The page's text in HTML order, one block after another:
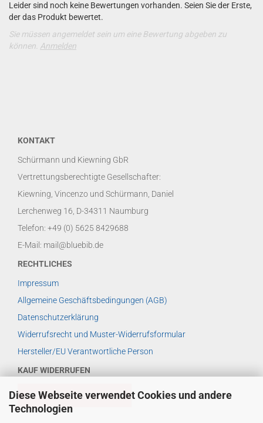
Diese Webseite verwendet Cookies und andere
Technologien
Leider sind noch keine Bewertungen vorhanden. Seien Sie der Erste,
der das Produkt bewertet.
Sie müssen angemeldet sein um eine Bewertung abgeben zu
können. Anmelden
KONTAKT
Schürmann und Kiewning GbR
Vertrettungsberechtigte Gesellschafter:
Kiewning, Vincenzo und Schürmann, Daniel
Lerchenweg 16, D-34311 Naumburg
Telefon: +49 (0) 5625 8429688
E-Mail: mail@bluebib.de
RECHTLICHES
Impressum
Allgemeine Geschäftsbedingungen (AGB)
Datenschutzerklärung
Widerrufsrecht und Muster-Widerrufsformular
Hersteller/EU Verantwortliche Person
KAUF WIDERRUFEN
VERTRAG WIDERRUFEN